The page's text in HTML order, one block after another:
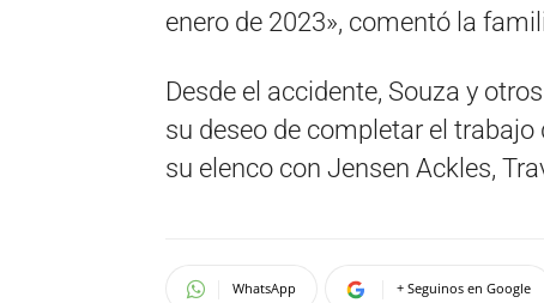
enero de 2023», comentó la
Desde el accidente, Souza y
su deseo de completar el
su elenco con Jensen Ackles,
WhatsApp + Seguinos en Google